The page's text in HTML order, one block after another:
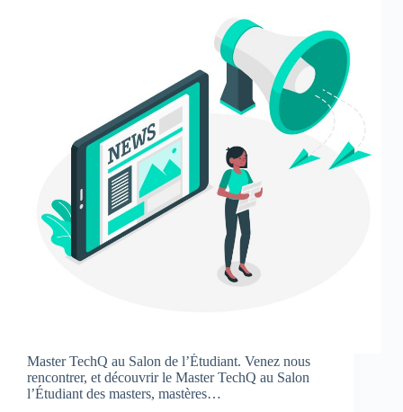
Master TechQ au Salon de l’Étudiant. Venez nous
rencontrer, et découvrir le Master TechQ au Salon
l’Étudiant des masters, mastères…